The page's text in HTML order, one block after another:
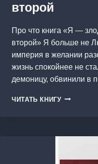
второй
Про что книга «Я —
второй» Я больше не
империя в желании
жизнь спокойнее не
демоницу, обвинили в
ЧИТАТЬ КНИГУ Я
ДОРАМЕ.